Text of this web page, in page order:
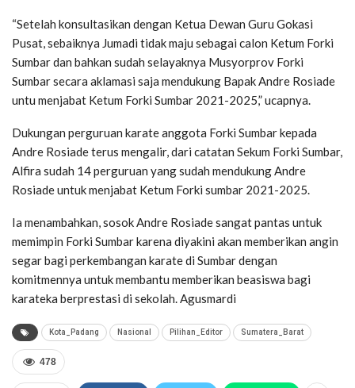
“Setelah konsultasikan dengan Ketua Dewan Guru Gokasi
Pusat, sebaiknya Jumadi tidak maju sebagai calon Ketum Forki
Sumbar dan bahkan sudah selayaknya Musyorprov Forki
Sumbar secara aklamasi saja mendukung Bapak Andre Rosiade
untu menjabat Ketum Forki Sumbar 2021-2025,” ucapnya.
Dukungan perguruan karate anggota Forki Sumbar kepada
Andre Rosiade terus mengalir, dari catatan Sekum Forki Sumbar,
Alfira sudah 14 perguruan yang sudah mendukung Andre
Rosiade untuk menjabat Ketum Forki sumbar 2021-2025.
Ia menambahkan, sosok Andre Rosiade sangat pantas untuk
memimpin Forki Sumbar karena diyakini akan memberikan angin
segar bagi perkembangan karate di Sumbar dengan
komitmennya untuk membantu memberikan beasiswa bagi
karateka berprestasi di sekolah. Agusmardi
Kota_Padang Nasional Pilihan_Editor Sumatera_Barat
478